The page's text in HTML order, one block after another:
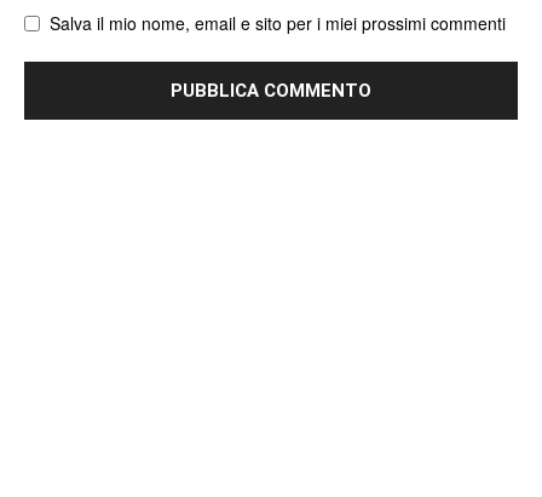
Salva il mio nome, email e sito per i miei prossimi commenti